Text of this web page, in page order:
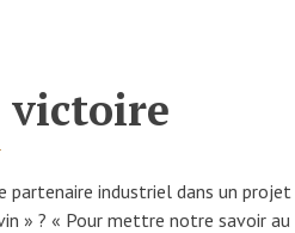
victoire
partenaire industriel dans un projet
» ? « Pour mettre notre savoir au